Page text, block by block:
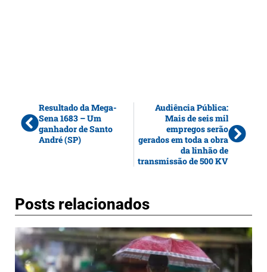
Resultado da Mega-
Sena 1683 – Um
ganhador de Santo
André (SP)
Audiência Pública:
Mais de seis mil
empregos serão
gerados em toda a obra
da linhão de
transmissão de 500 KV
Posts relacionados